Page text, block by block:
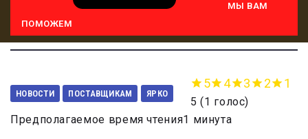
МЫ ВАМ
ПОМОЖЕМ
НОВОСТИ ПОСТАВЩИКАМ ЯРКО
5 4 3 2 1
5 (1 голос)
Предполагаемое время чтения1 минута